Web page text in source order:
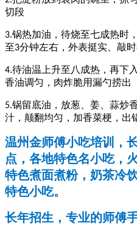
切段
3.锅热加油，待烧至七成热时
至3分钟左右，外表挺实、敲
4.待油温上升至八成热，再下
香油调匀，肉炸脆用漏勺捞出
5.锅留底油，放葱、姜、蒜炒
汁，颠翻均匀，加香菜梗，出
温州金师傅小吃培训，
点，各地特色名小吃，
特色煮面煮粉，奶茶冷
特色小吃。
长年招生，专业的师傅